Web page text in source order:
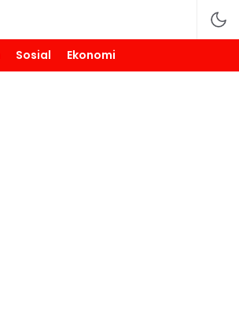
Sosial Ekonomi